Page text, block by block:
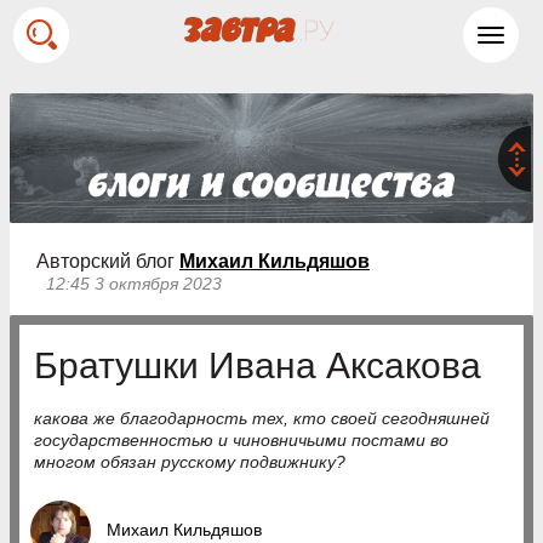
Авторский блог Михаил Кильдяшов
12:45 3 октября 2023
Братушки Ивана Аксакова
какова же благодарность тех, кто своей сегодняшней
государственностью и чиновничьими постами во
многом обязан русскому подвижнику?
Михаил Кильдяшов